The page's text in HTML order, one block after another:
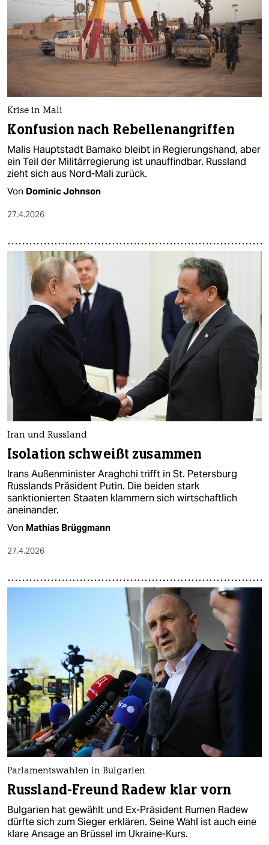
Krise in Mali
Konfusion nach Rebellenangriffen
Malis Hauptstadt Bamako bleibt in Regierungshand, aber
ein Teil der Militärregierung ist unauffindbar. Russland
zieht sich aus Nord-Mali zurück.
Von Dominic Johnson
27.4.2026
Iran und Russland
Isolation schweißt zusammen
Irans Außenminister Araghchi trifft in St. Petersburg
Russlands Präsident Putin. Die beiden stark
sanktionierten Staaten klammern sich wirtschaftlich
aneinander.
Von Mathias Brüggmann
27.4.2026
Parlamentswahlen in Bulgarien
Russland-Freund Radew klar vorn
Bulgarien hat gewählt und Ex-Präsident Rumen Radew
dürfte sich zum Sieger erklären. Seine Wahl ist auch eine
klare Ansage an Brüssel im Ukraine-Kurs.